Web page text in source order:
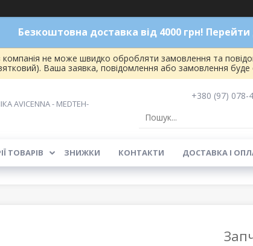
Безкоштовна доставка від 4000 грн!
не може швидко обробляти замовлення та
Ваша заявка, повідомлення або замовлення
AVICENNA - MEDTEH-
+380 (97) 078-
ТОВАРІВ ЗНИЖКИ КОНТАКТИ ДОСТАВКА І